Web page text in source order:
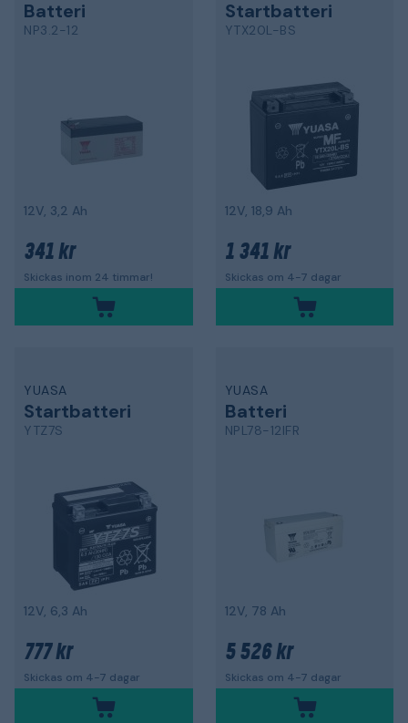
Batteri
NP3.2-12
12V, 3,2 Ah
341 kr
Skickas inom 24 timmar!
Startbatteri
YTX20L-BS
12V, 18,9 Ah
1 341 kr
Skickas om 4-7 dagar
YUASA
Startbatteri
YTZ7S
12V, 6,3 Ah
777 kr
Skickas om 4-7 dagar
YUASA
Batteri
NPL78-12IFR
12V, 78 Ah
5 526 kr
Skickas om 4-7 dagar